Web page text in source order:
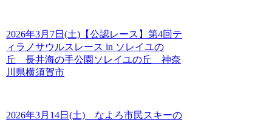
2026年3月7日(土)【公認レース】第4回テ
ィラノサウルスレース in ソレイユの
丘 長井海の手公園ソレイユの丘 神奈
川県横須賀市
2026年3月14日(土) なよろ市民スキーの